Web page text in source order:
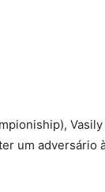
um adversário